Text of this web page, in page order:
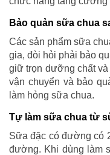
Bảo quản sữa chua
Các sản phẩm sữa
gia, đòi hỏi phải bảo
giữ trọn dưỡng chất
vận chuyển và bảo
làm hỏng sữa chua.
Tự làm sữa chua từ
Sữa đặc có đường có
đường. Khi dùng làm